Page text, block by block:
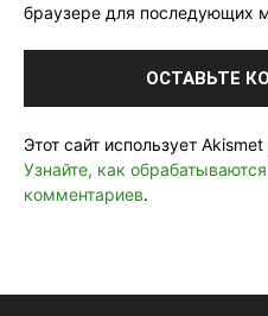
браузере для последующих
Этот сайт использует
Узнайте, как
комментариев.